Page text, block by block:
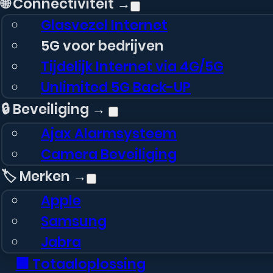
Glasvezel Internet
5G voor bedrijven
Tijdelijk Internet via 4G/5G
Unlimited 5G Back-UP
🔒 Beveiliging →
Ajax Alarmsysteem
Camera Beveiliging
🏷️ Merken →
Apple
Samsung
Jabra
🏢 Totaaloplossing